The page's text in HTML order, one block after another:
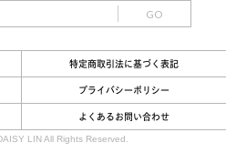
GO
特定商取引法に基づく表記
プライバシーポリシー
よくあるお問い合わせ
LIN All Rights Reserved.